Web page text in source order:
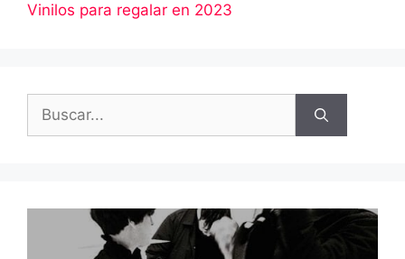
Vinilos para regalar en 2023
Buscar: